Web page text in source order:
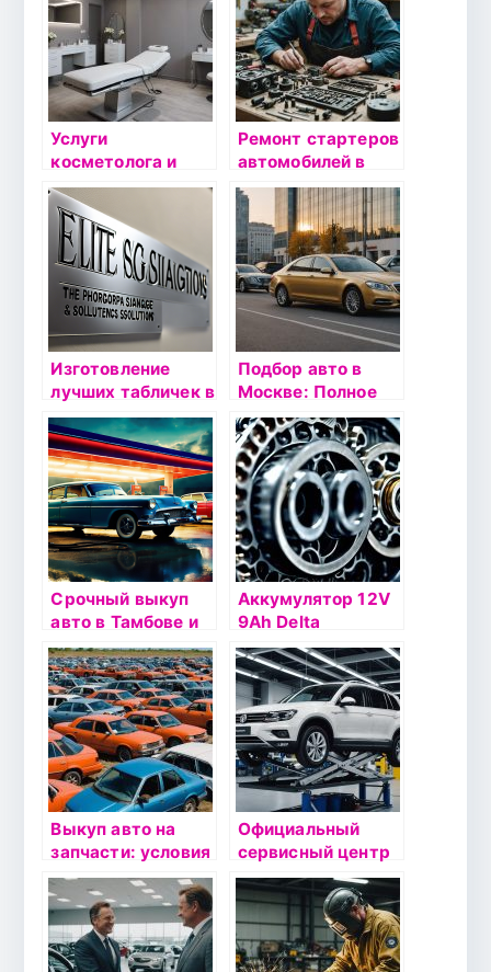
Услуги
косметолога и
консультации
дерматолога по
выгодной
стоимости в
Екатеринбурге —
косметологическа
я клиника
Эстевита
Ремонт стартеров
автомобилей в
Москве по низкой
цене —
Восстановление
стартера авто от
АгрегатМоторс
Изготовление
лучших табличек в
Москве по
отличной цене
Подбор авто в
Москве: Полное
руководство по
услугам
автоподбора с
пробегом
Срочный выкуп
авто в Тамбове и
области:
максимально
быстро и выгодно
Аккумулятор 12V
9Ah Delta
DTM1209
Выкуп авто на
запчасти: условия
сдачи в скупку и
преимущества,
продажа по
выгодной
стоимости
Официальный
сервисный центр
Volkswagen:
Качественное
техобслуживание
у дилера в Москве